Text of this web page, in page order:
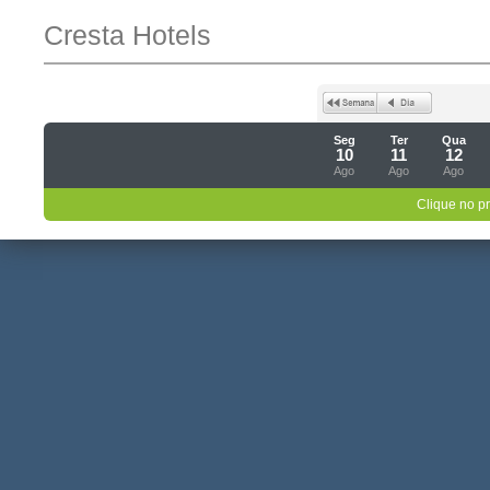
Cresta Hotels
Seg
10
Ago
Ter
11
Ago
Qua
12
Ago
Clique no